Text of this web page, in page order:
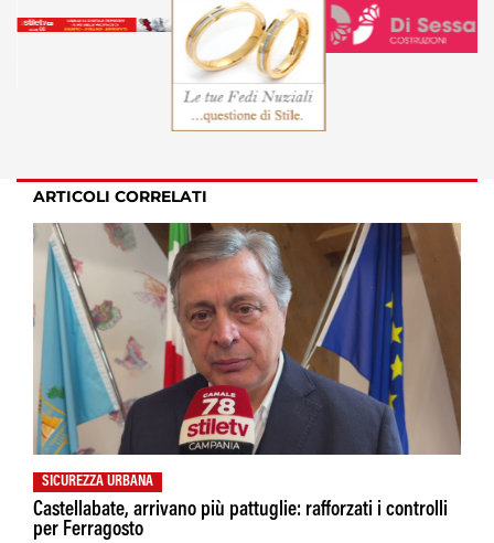
ARTICOLI CORRELATI
SICUREZZA URBANA
Castellabate, arrivano più pattuglie: rafforzati i controlli
per Ferragosto